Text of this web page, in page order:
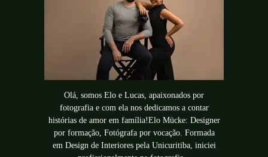
Olá, somos Elo e Lucas, apaixonados por
fotografia e com ela nos dedicamos a contar
histórias de amor em família!Elo Mücke: Designer
por formação, Fotógrafa por vocação. Formada
em Design de Interiores pela Unicuritiba, iniciei